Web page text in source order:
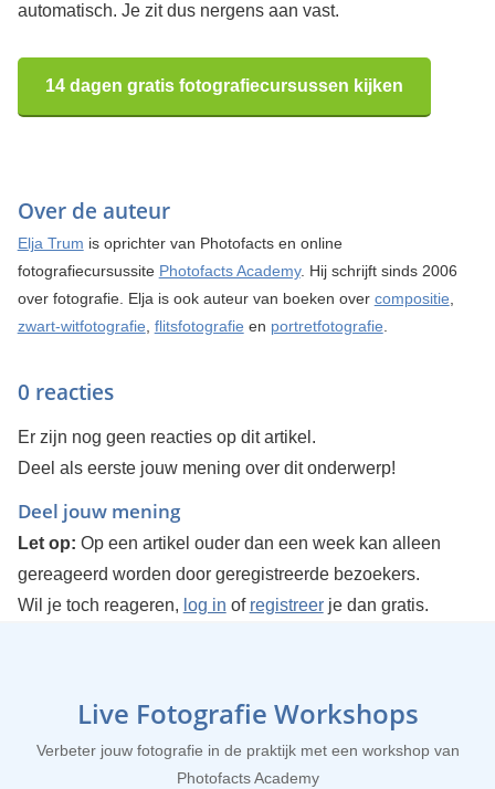
automatisch. Je zit dus nergens aan vast.
14 dagen gratis fotografiecursussen kijken
Over de auteur
Elja Trum is oprichter van Photofacts en online
fotografiecursussite Photofacts Academy. Hij schrijft sinds 2006
over fotografie. Elja is ook auteur van boeken over compositie
zwart-witfotografie flitsfotografie en portretfotografie
0 reacties
Er zijn nog geen reacties op dit artikel.
Deel als eerste jouw mening over dit onderwerp!
Deel jouw mening
Let op: Op een artikel ouder dan een week kan alleen
gereageerd worden door geregistreerde bezoekers.
Wil je toch reageren, log in of registreerje dan gratis.
Live Fotografie Workshops
Verbeter jouw fotografie in de praktijk met een workshop van
Photofacts Academy